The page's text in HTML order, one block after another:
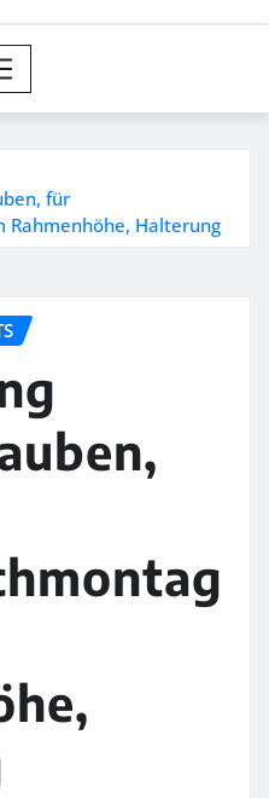
für
Rahmenhöhe, Halterung